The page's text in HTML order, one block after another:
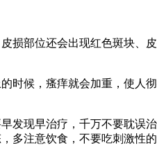
部位还会出现红色斑块、
候，瘙痒就会加重，使人
现早治疗，千万不要耽误
多注意饮食，不要吃刺激性